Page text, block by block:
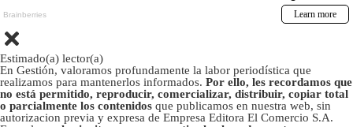
Estimado(a) lector(a)
En Gestión, valoramos profundamente la labor periodística que
realizamos para mantenerlos informados. Por ello, les recordamos que
no está permitido, reproducir, comercializar, distribuir, copiar total
o parcialmente los contenidos que publicamos en nuestra web, sin
autorizacion previa y expresa de Empresa Editora El Comercio S.A.